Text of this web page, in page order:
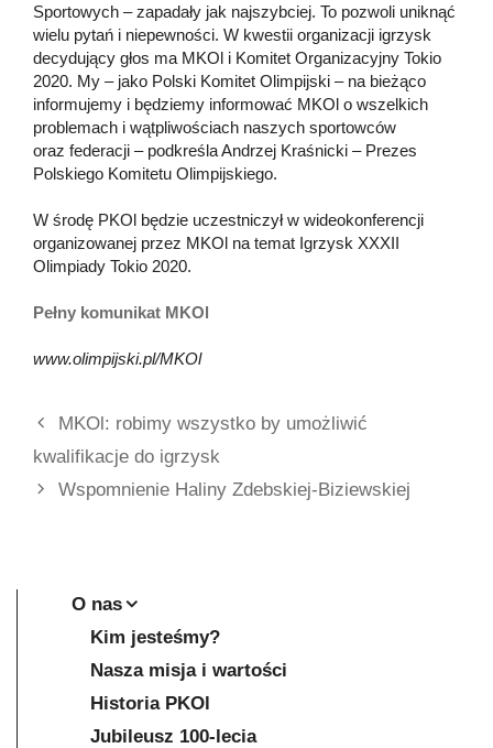
Sportowych – zapadały jak najszybciej. To pozwoli uniknąć
wielu pytań i niepewności. W kwestii organizacji igrzysk
decydujący głos ma MKOl i Komitet Organizacyjny Tokio
2020. My – jako Polski Komitet Olimpijski – na bieżąco
informujemy i będziemy informować MKOl o wszelkich
problemach i wątpliwościach naszych sportowców
oraz federacji – podkreśla Andrzej Kraśnicki – Prezes
Polskiego Komitetu Olimpijskiego.
W środę PKOl będzie uczestniczył w wideokonferencji
organizowanej przez MKOl na temat Igrzysk XXXII
Olimpiady Tokio 2020.
Pełny komunikat MKOl
www.olimpijski.pl/MKOl
MKOl: robimy wszystko by umożliwić
kwalifikacje do igrzysk
Wspomnienie Haliny Zdebskiej-Biziewskiej
O nas
Kim jesteśmy?
Nasza misja i wartości
Historia PKOl
Jubileusz 100-lecia